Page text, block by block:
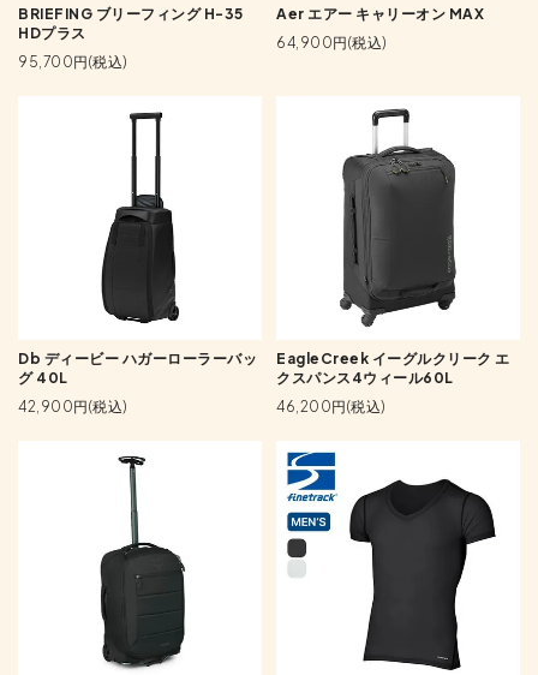
BRIEFING ブリーフィング H-35
HDプラス
95,700円(税込)
Aer エアー キャリーオン MAX
64,900円(税込)
Db ディービー ハガーローラーバッ
グ 40L
42,900円(税込)
EagleCreek イーグルクリーク エ
クスパンス4ウィール60L
46,200円(税込)